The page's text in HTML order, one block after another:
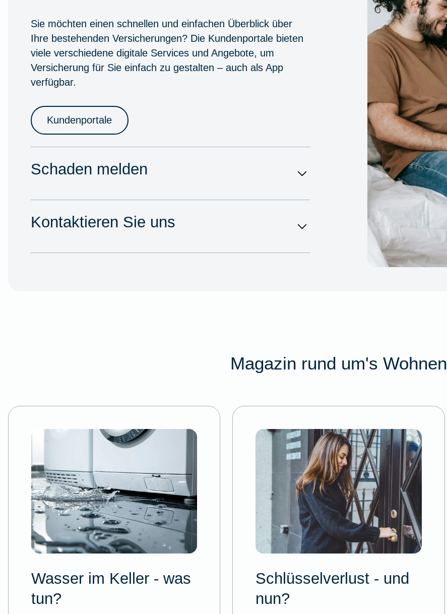
Sie möchten einen schnellen und einfachen Überblick über
Ihre bestehenden Versicherungen? Die Kundenportale bieten
viele verschiedene digitale Services und Angebote, um
Versicherung für Sie einfach zu gestalten – auch als App
verfügbar.
Kundenportale
Schaden melden
Kontaktieren Sie uns
Magazin rund um's Wohnen
Wasser im Keller - was
tun?
Schlüsselverlust - und
nun?